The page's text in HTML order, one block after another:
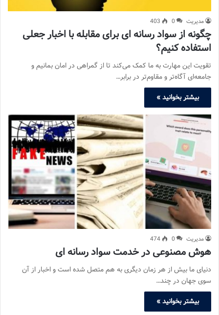
مدیریت 0
403
چگونه از سواد رسانه ای برای مقابله با اخبار جعلی
استفاده کنیم؟
تقویت این مهارت به ما کمک می‌کند تا از گمراهی در امان بمانیم و
جامعه‌ای آگاه‌تر و مقاوم‌تر در برابر…
بیشتر بخوانید »
مدیریت 0
474
هوش مصنوعی در خدمت سواد رسانه ای
دنیای ما بیش از هر زمان دیگری به هم متصل شده است و اخبار از آن
سوی جهان در چند…
بیشتر بخوانید »